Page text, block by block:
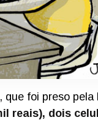
foi preso pela
reais), dois